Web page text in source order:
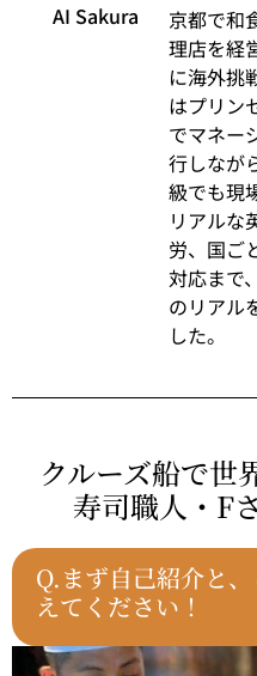
AI Sakura
京都で和
理店を経
に海外挑
はプリン
でマネー
行しなが
級でも現
リアルな
労、国ご
対応まで
のリアル
した。
クルーズ船で世
寿司職人 ・F
Q.まず自己紹介と
えてください！